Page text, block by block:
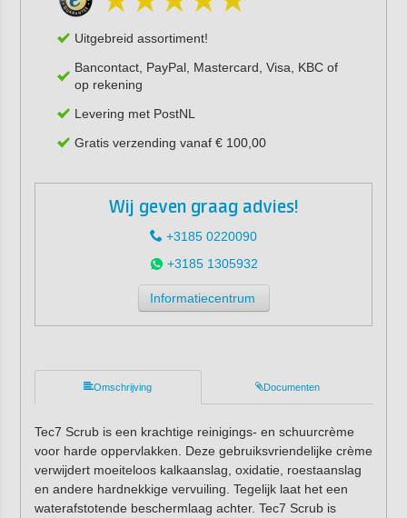
Uitgebreid assortiment!
Bancontact, PayPal, Mastercard, Visa, KBC of
op rekening
Levering met PostNL
Gratis verzending vanaf € 100,00
Wij geven graag advies!
+3185 0220090
+3185 1305932
Informatiecentrum
Omschrijving Documenten
Tec7 Scrub is een krachtige reinigings- en schuurcrème
voor harde oppervlakken. Deze gebruiksvriendelijke crème
verwijdert moeiteloos kalkaanslag, oxidatie, roestaanslag
en andere hardnekkige vervuiling. Tegelijk laat het een
waterafstotende beschermlaag achter. Tec7 Scrub is